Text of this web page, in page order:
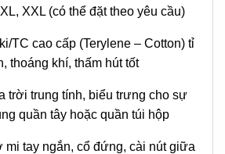
XXL (có thể đặt theo yêu cầu)
TC cao cấp (Terylene – Cotton) tỉ
thoáng khí, thấm hút tốt
trời trung tính, biểu trưng cho sự
quần tây hoặc quần túi hộp
mi tay ngắn, cổ đứng, cài nút giữa